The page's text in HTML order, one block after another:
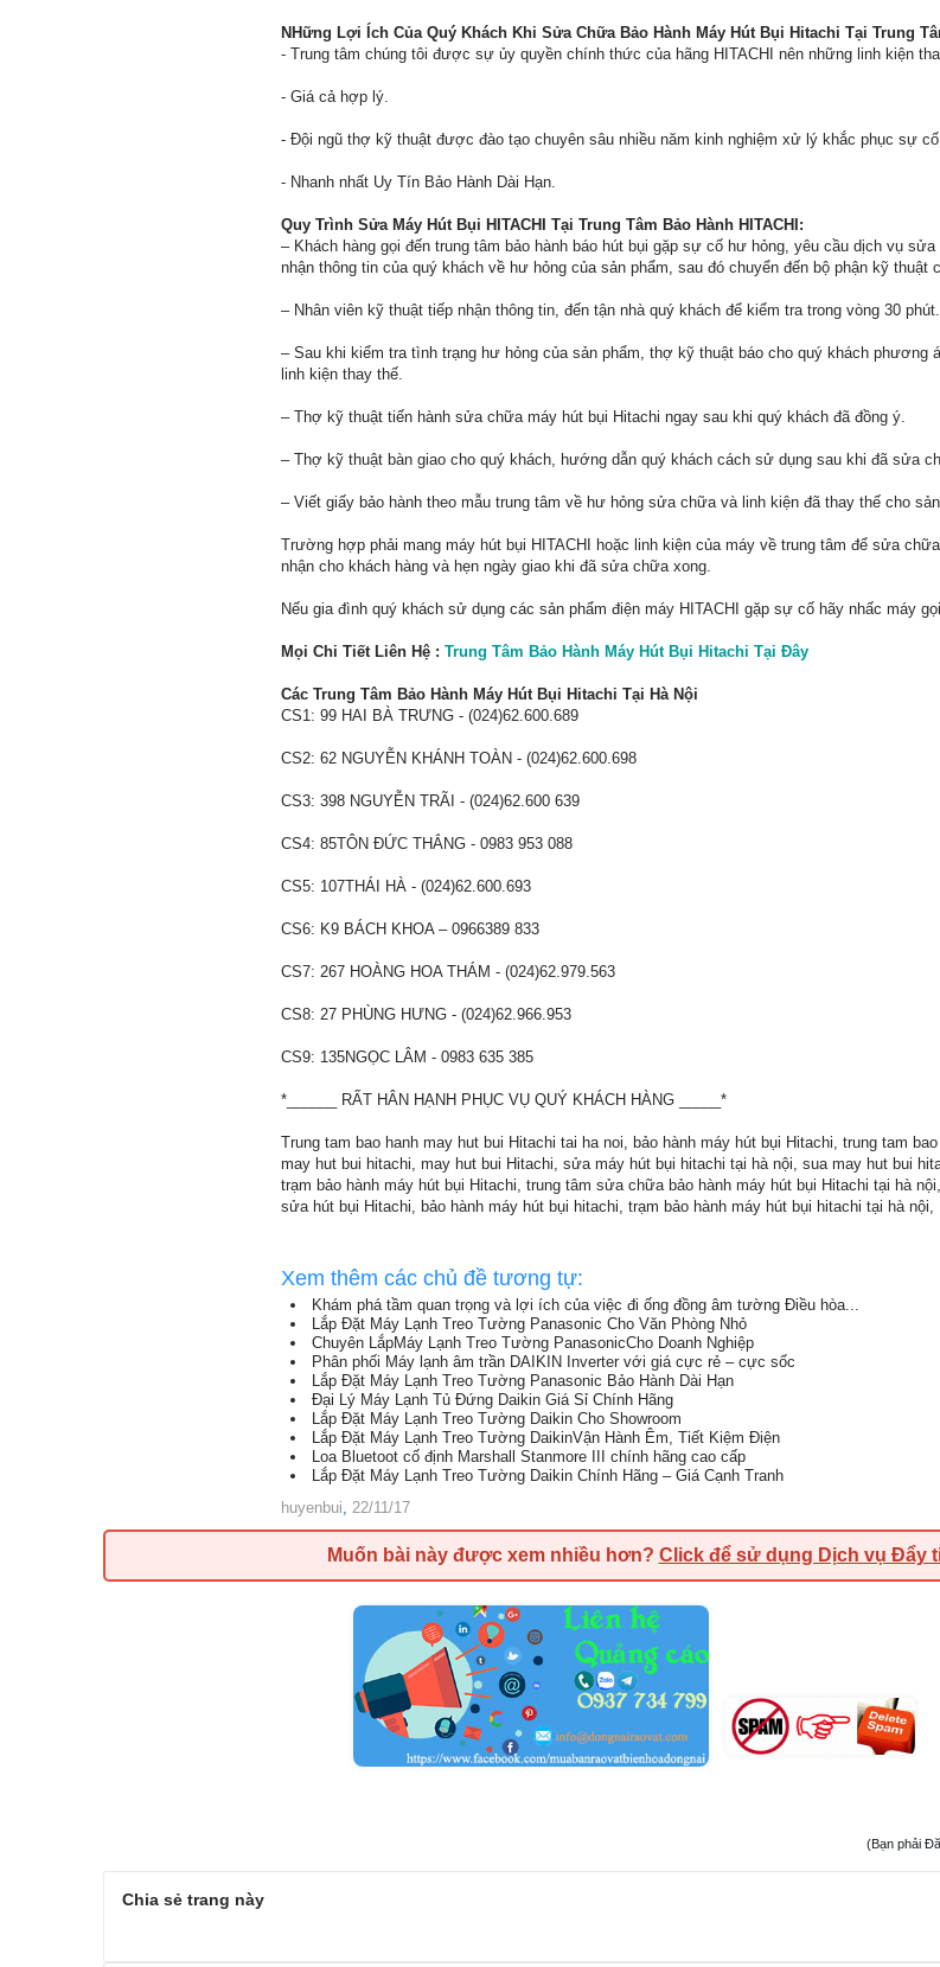
NHững Lợi Ích Của Quý Khách Khi Sửa Chữa Bảo Hành Máy Hút Bụi Hitachi Tại Trung
- Trung tâm chúng tôi được sự ủy quyền chính thức của hãng HITACHI nên những linh kiện
- Giá cả hợp lý.
- Đội ngũ thợ kỹ thuật được đào tạo chuyên sâu nhiều năm kinh nghiệm xử lý khắc phục sự
- Nhanh nhất Uy Tín Bảo Hành Dài Hạn.
Quy Trình Sửa Máy Hút Bụi HITACHI Tại Trung Tâm Bảo Hành HITACHI:
– Khách hàng gọi đến trung tâm bảo hành báo hút bụi gặp sự cố hư hỏng, yêu cầu dịch vụ
nhận thông tin của quý khách về hư hỏng của sản phẩm, sau đó chuyển đến bộ phận kỹ thuật
– Nhân viên kỹ thuật tiếp nhận thông tin, đến tận nhà quý khách để kiểm tra trong vòng 30 phút.
– Sau khi kiểm tra tình trạng hư hỏng của sản phẩm, thợ kỹ thuật báo cho quý khách phương
linh kiện thay thế.
– Thợ kỹ thuật tiến hành sửa chữa máy hút bụi Hitachi ngay sau khi quý khách đã đồng ý.
– Thợ kỹ thuật bàn giao cho quý khách, hướng dẫn quý khách cách sử dụng sau khi đã sửa
– Viết giấy bảo hành theo mẫu trung tâm về hư hỏng sửa chữa và linh kiện đã thay thế cho
Trường hợp phải mang máy hút bụi HITACHI hoặc linh kiện của máy về trung tâm để sửa
nhận cho khách hàng và hẹn ngày giao khi đã sửa chữa xong.
Nếu gia đình quý khách sử dụng các sản phẩm điện máy HITACHI gặp sự cố hãy nhấc máy
Mọi Chi Tiết Liên Hệ : Trung Tâm Bảo Hành Máy Hút Bụi Hitachi Tại Đây
Các Trung Tâm Bảo Hành Máy Hút Bụi Hitachi Tại Hà Nội
CS1: 99 HAI BÀ TRƯNG - (024)62.600.689
CS2: 62 NGUYỄN KHÁNH TOÀN - (024)62.600.698
CS3: 398 NGUYỄN TRÃI - (024)62.600 639
CS4: 85TÔN ĐỨC THẮNG - 0983 953 088
CS5: 107THÁI HÀ - (024)62.600.693
CS6: K9 BÁCH KHOA – 0966389 833
CS7: 267 HOÀNG HOA THÁM - (024)62.979.563
CS8: 27 PHÙNG HƯNG - (024)62.966.953
CS9: 135NGỌC LÂM - 0983 635 385
*______ RẤT HÂN HẠNH PHỤC VỤ QUÝ KHÁCH HÀNG _____*
Trung tam bao hanh may hut bui Hitachi tai ha noi, bảo hành máy hút bụi Hitachi, trung tam
may hut bui hitachi, may hut bui Hitachi, sửa máy hút bụi hitachi tại hà nội, sua may hut bui
trạm bảo hành máy hút bụi Hitachi, trung tâm sửa chữa bảo hành máy hút bụi Hitachi tại hà
sửa hút bụi Hitachi, bảo hành máy hút bụi hitachi, trạm bảo hành máy hút bụi hitachi tại hà nội,
Xem thêm các chủ đề tương tự:
Khám phá tầm quan trọng và lợi ích của việc đi ống đồng âm tường Điều hòa...
Lắp Đặt Máy Lạnh Treo Tường Panasonic Cho Văn Phòng Nhỏ
Chuyên LắpMáy Lạnh Treo Tường PanasonicCho Doanh Nghiệp
Phân phối Máy lạnh âm trần DAIKIN Inverter với giá cực rẻ – cực sốc
Lắp Đặt Máy Lạnh Treo Tường Panasonic Bảo Hành Dài Hạn
Đại Lý Máy Lạnh Tủ Đứng Daikin Giá Sỉ Chính Hãng
Lắp Đặt Máy Lạnh Treo Tường Daikin Cho Showroom
Lắp Đặt Máy Lạnh Treo Tường DaikinVận Hành Êm, Tiết Kiệm Điện
Loa Bluetoot cố định Marshall Stanmore III chính hãng cao cấp
Lắp Đặt Máy Lạnh Treo Tường Daikin Chính Hãng – Giá Cạnh Tranh
huyenbui, 22/11/17
Muốn bài này được xem nhiều hơn? Click để sử dụng Dịch vụ Đẩy
(Bạn phải
Chia sẻ trang này